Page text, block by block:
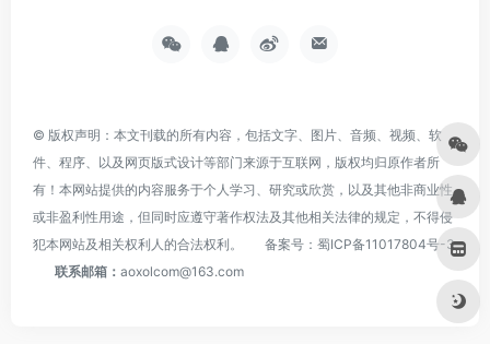
© 版权声明：本文刊载的所有内容，包括文字、图片、音频、视频、软
件、程序、以及网页版式设计等部门来源于互联网，版权均归原作者所
有！本网站提供的内容服务于个人学习、研究或欣赏，以及其他非商业性
或非盈利性用途，但同时应遵守著作权法及其他相关法律的规定，不得侵
犯本网站及相关权利人的合法权利。
备案号： 蜀ICP备11017804号-3
联系邮箱： aoxolcom@163.com